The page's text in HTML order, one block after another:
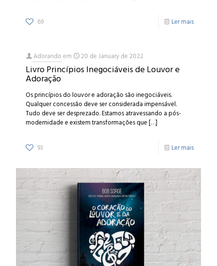
69 Ler mais
Adorandoem 20 de January de 2022
Livro Princípios Inegociáveis de Louvor e
Adoração
Os princípios do louvor e adoração são inegociáveis.
Qualquer concessão deve ser considerada impensável.
Tudo deve ser desprezado. Estamos atravessando a pós-
modernidade e existem transformações que[…]
93 Ler mais